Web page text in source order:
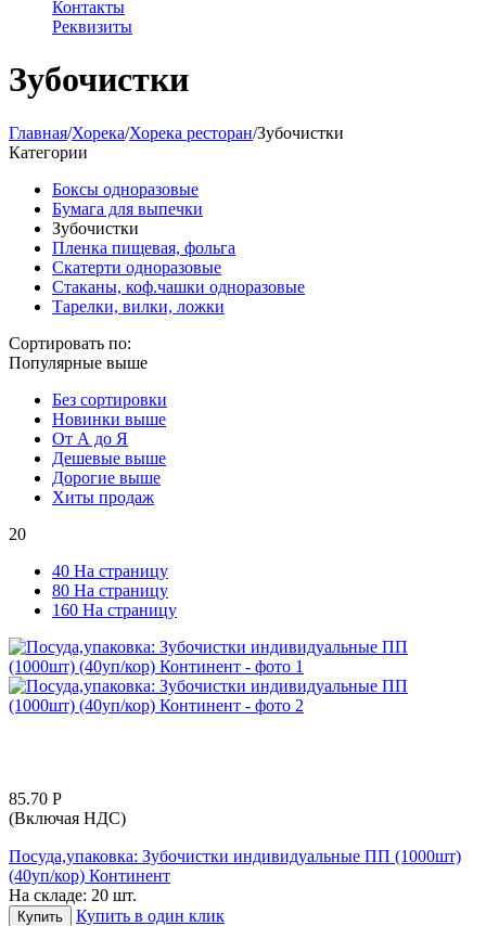
Контакты
Реквизиты
Зубочистки
Главная/Хорека/Хорека ресторан/Зубочистки
Категории
Боксы одноразовые
Бумага для выпечки
Зубочистки
Пленка пищевая, фольга
Скатерти одноразовые
Стаканы, коф.чашки одноразовые
Тарелки, вилки, ложки
Сортировать по:
Популярные выше
Без сортировки
Новинки выше
От А до Я
Дешевые выше
Дорогие выше
Хиты продаж
20
40 На страницу
80 На страницу
160 На страницу
85.70 Р
(Включая НДС)
Посуда,упаковка: Зубочистки индивидуальные ПП (1000шт)
(40уп/кор) Континент
На складе: 20 шт.
Купить Купить в один клик